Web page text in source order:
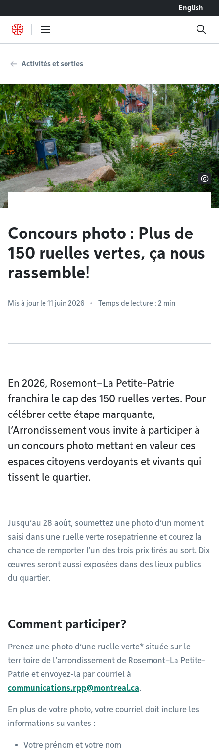
English
Activités et sorties
Concours photo : Plus de
150 ruelles vertes, ça nous
rassemble!
Mis à jour le 11 juin 2026 Temps de lecture : 2 min
En 2026, Rosemont–La Petite-Patrie
franchira le cap des 150 ruelles vertes. Pour
célébrer cette étape marquante,
l’Arrondissement vous invite à participer à
un concours photo mettant en valeur ces
espaces citoyens verdoyants et vivants qui
tissent le quartier.
Jusqu’au 28 août, soumettez une photo d’un moment
saisi dans une ruelle verte rosepatrienne et courez la
chance de remporter l’un des trois prix tirés au sort. Dix
œuvres seront aussi exposées dans des lieux publics
du quartier.
Comment participer?
Prenez une photo d’une ruelle verte* située sur le
territoire de l’arrondissement de Rosemont–La Petite-
Patrie et envoyez-la par courriel à
communications.rpp@montreal.ca.
En plus de votre photo, votre courriel doit inclure les
informations suivantes :
Votre prénom et votre nom